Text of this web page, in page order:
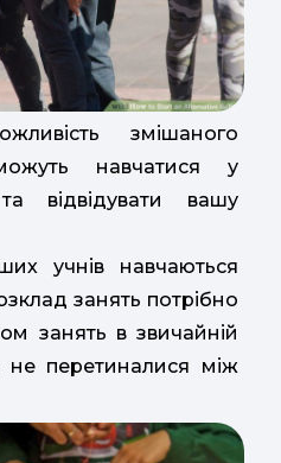
змішаного
навчатися у
відвідувати вашу
учнів навчаються
занять потрібно
занять в звичайній
не перетиналися між